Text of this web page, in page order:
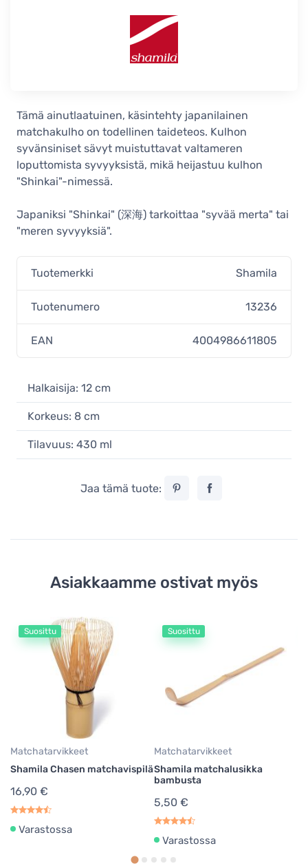
Tämä ainutlaatuinen, käsintehty japanilainen
matchakulho on todellinen taideteos. Kulhon
syvänsiniset sävyt muistuttavat valtameren
loputtomista syvyyksistä, mikä heijastuu kulhon
"Shinkai"-nimessä.
Japaniksi "Shinkai" (深海) tarkoittaa "syvää merta" tai
"meren syvyyksiä".
Tuotemerkki Shamila
Tuotenumero 13236
EAN 4004986611805
Halkaisija: 12 cm
Korkeus: 8 cm
Tilavuus: 430 ml
Jaa tämä tuote:
Asiakkaamme ostivat myös
Suosittu
Matchatarvikkeet
Shamila Chasen matchavispilä
16,90 €
Varastossa
Suosittu
Matchatarvikkeet
Shamila matchalusikka
bambusta
5,50 €
Varastossa